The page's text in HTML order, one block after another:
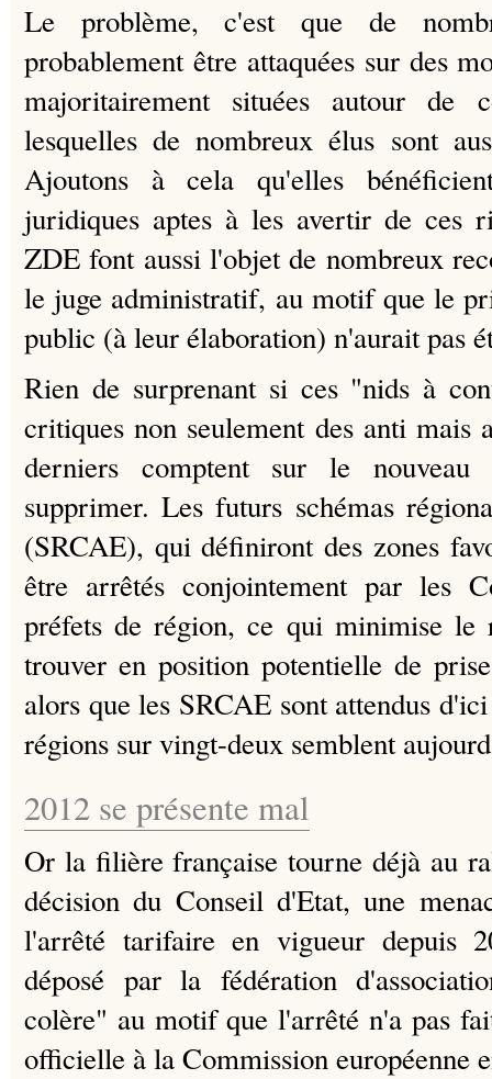
Le problème, c'est que de
probablement être attaquées sur des
majoritairement situées autour de
lesquelles de nombreux élus sont
Ajoutons à cela qu'elles
juridiques aptes à les avertir de ces
ZDE font aussi l'objet de nombreux
le juge administratif, au motif que le
public (à leur élaboration) n'aurait pas
Rien de surprenant si ces "nids à
critiques non seulement des anti mais
derniers comptent sur le nouveau
supprimer. Les futurs schémas
(SRCAE), qui définiront des zones
être arrêtés conjointement par les
préfets de région, ce qui minimise le
trouver en position potentielle de
alors que les SRCAE sont attendus
régions sur vingt-deux semblent
2012 se présente mal
Or la filière française tourne déjà au
décision du Conseil d'Etat, une
l'arrêté tarifaire en vigueur depuis
déposé par la fédération
colère" au motif que l'arrêté n'a pas
officielle à la Commission européenne